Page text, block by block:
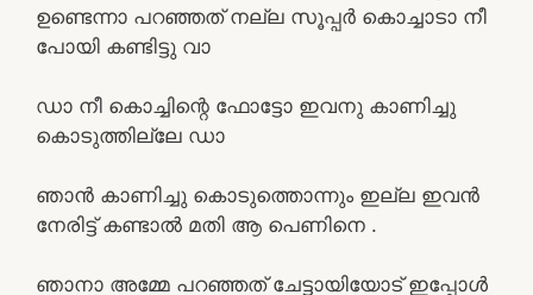
ഉണ്ടെന്നാ പറഞ്ഞത് നല്ല സൂപ്പർ കൊച്ചാടാ നീ
പോയി കണ്ടിട്ടു വാ
ഡാ നീ കൊച്ചിന്റെ ഫോട്ടോ ഇവനു കാണിച്ചു
കൊടുത്തില്ലേ ഡാ
ഞാൻ കാണിച്ചു കൊടുത്തൊന്നും ഇല്ല ഇവൻ
നേരിട്ട് കണ്ടാൽ മതി ആ പെണിനെ .
ഞാനാ അമ്മേ പറഞ്ഞത് ചേട്ടായിയോട് ഇപ്പോൾ